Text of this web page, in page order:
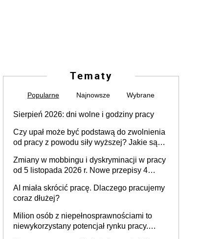
Tematy
Popularne Najnowsze Wybrane
Sierpień 2026: dni wolne i godziny pracy
Czy upał może być podstawą do zwolnienia
od pracy z powodu siły wyższej? Jakie są
Zmiany w mobbingu i dyskryminacji w pracy
od 5 listopada 2026 r. Nowe przepisy 4
Ustaw
AI miała skrócić pracę. Dlaczego pracujemy
coraz dłużej?
Milion osób z niepełnosprawnościami to
niewykorzystany potencjał rynku pracy.